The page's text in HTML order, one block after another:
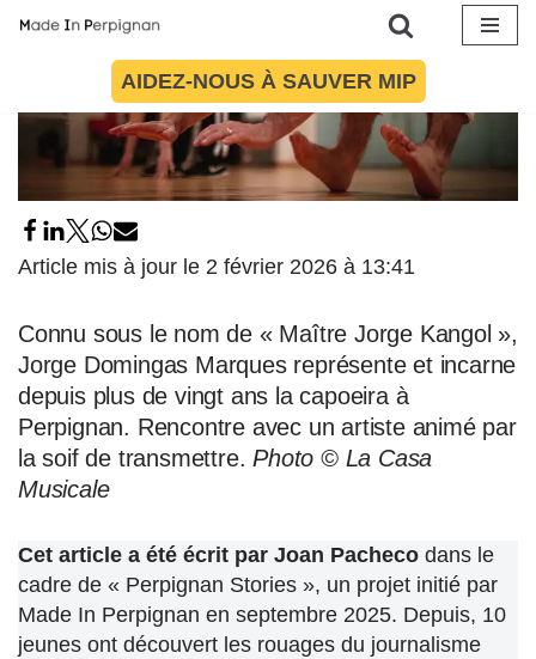
contenu
AIDEZ-NOUS À SAUVER MIP
Article mis à jour le 2 février 2026 à 13:41
Connu sous le nom de « Maître Jorge Kangol »,
Jorge Domingas Marques représente et incarne
depuis plus de vingt ans la capoeira à
Perpignan. Rencontre avec un artiste animé par
la soif de transmettre. Photo © La Casa
Musicale
Cet article a été écrit par Joan Pacheco dans le
cadre de « Perpignan Stories », un projet initié par
Made In Perpignan en septembre 2025. Depuis, 10
jeunes ont découvert les rouages du journalisme